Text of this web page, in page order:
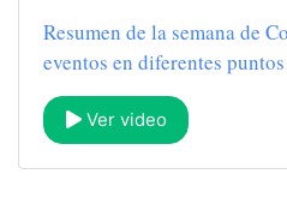
Resumen de la semana de
eventos en diferentes
Ver video